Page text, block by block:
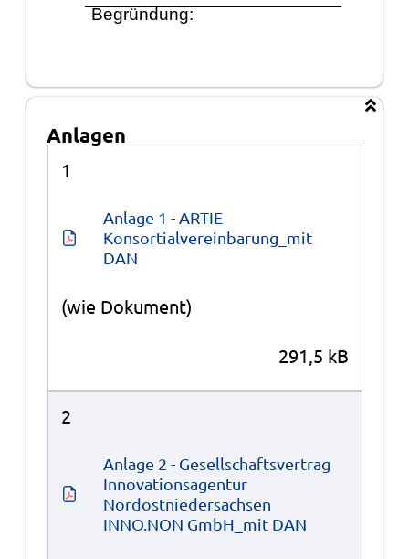
Begründung:
Anlagen
1
Anlage 1 - ARTIE
Konsortialvereinbarung_mit
DAN
(wie Dokument)
291,5 kB
2
Anlage 2 - Gesellschaftsvertrag
Innovationsagentur
Nordostniedersachsen
INNO.NON GmbH_mit DAN